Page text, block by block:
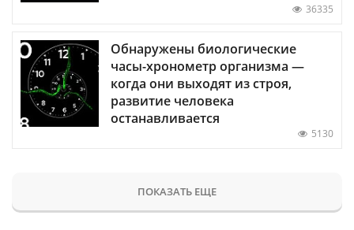
36335
Обнаружены биологические
часы-хронометр организма —
когда они выходят из строя,
развитие человека
останавливается
5130
ПОКАЗАТЬ ЕЩЕ